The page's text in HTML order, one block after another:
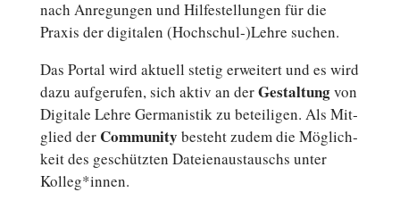
nach An­re­gun­gen und Hil­fe­stel­lun­gen für die
Praxis der di­gi­ta­len (Hochschul-)Lehre suchen.
Das Portal wird aktuell stetig er­wei­tert und es wird
dazu auf­ge­ru­fen, sich aktiv an derGe­stal­tungvon
Di­gi­ta­le Lehre Ger­ma­nis­tik zu be­tei­li­gen. Als Mit­
glied der Com­mu­ni­ty besteht zudem die Mög­lich­
keit des ge­schütz­ten Da­tei­en­aus­tauschs unter
Kolleg*innen.